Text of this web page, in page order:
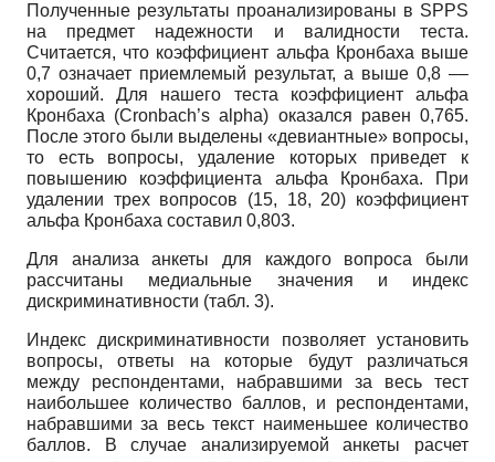
Полученные результаты проанализированы в SPPS
на предмет надежности и валидности теста.
Считается, что коэффициент альфа Кронбаха выше
0,7 означает приемлемый результат, а выше 0,8 ––
хороший. Для нашего теста коэффициент альфа
Кронбаха (Cronbach’s alpha) оказался равен 0,765.
После этого были выделены «девиантные» вопросы,
то есть вопросы, удаление которых приведет к
повышению коэффициента альфа Кронбаха. При
удалении трех вопросов (15, 18, 20) коэффициент
альфа Кронбаха составил 0,803.
Для анализа анкеты для каждого вопроса были
рассчитаны медиальные значения и индекс
дискриминативности (табл. 3).
Индекс дискриминативности позволяет установить
вопросы, ответы на которые будут различаться
между респондентами, набравшими за весь тест
наибольшее количество баллов, и респондентами,
набравшими за весь текст наименьшее количество
баллов. В случае анализируемой анкеты расчет